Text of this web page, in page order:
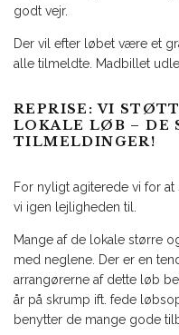
godt vejr.
Der vil efter løbet være et
alle tilmeldte. Madbillet
REPRISE: VI
LOKALE LØB – DE
TILMELDINGER!
For nyligt agiterede vi for
vi igen lejligheden til.
Mange af de lokale større
med neglene. Der er en
arrangørerne af dette løb
år på skrump ift. fede
benytter de mange gode